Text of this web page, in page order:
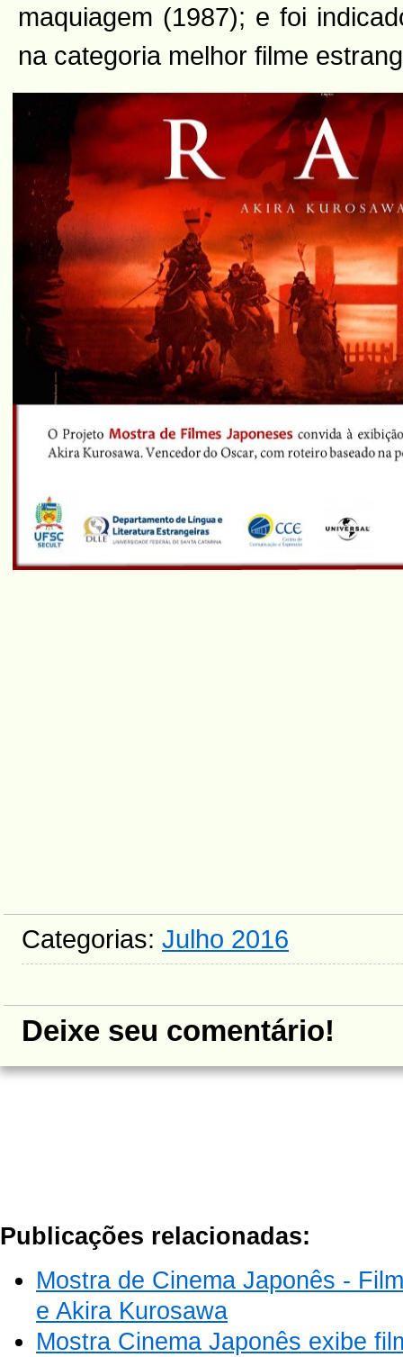
maquiagem (1987); e foi
na categoria melhor filme
Categorias: Julho 2016
Deixe seu comentário!
Publicações relacionadas:
Mostra de Cinema Japonês -
e Akira Kurosawa
Mostra Cinema Japonês exibe